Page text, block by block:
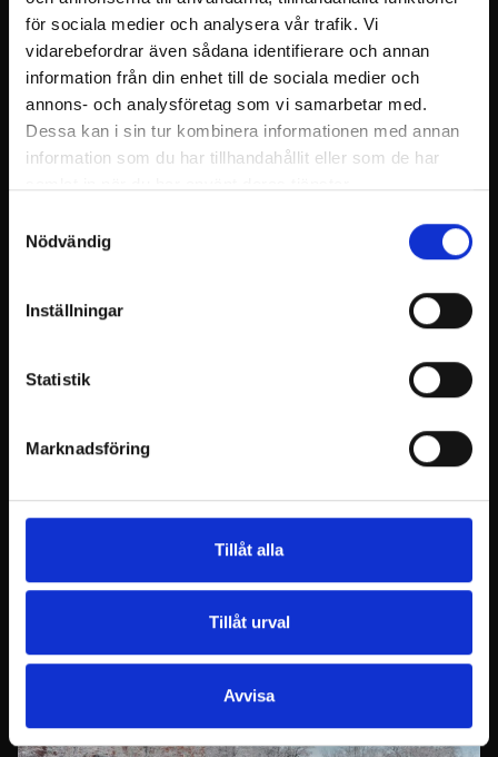
för sociala medier och analysera vår trafik. Vi
vidarebefordrar även sådana identifierare och annan
information från din enhet till de sociala medier och
annons- och analysföretag som vi samarbetar med.
Dessa kan i sin tur kombinera informationen med annan
information som du har tillhandahållit eller som de har
Nödvändig
Inställningar
Statistik
Marknadsföring
Tillåt alla
Tillåt urval
Avvisa
16:00 Evenemanget avslutas och det är dags att
gå hem. Billnäs tackar och välkomnar gästerna
åter!
Denna tidtabell är bara ett exempel – vi anpassar
det gärna efter dina behov. Vårt försäljningsteam
hjälper dig att planera för att göra er tillställning
till den bästa möjliga.
BE OM OFFERT
Förfrågningar och tilläggsinformation:
myyntipalvelu@billnas.fi
+358 9 3154 9060